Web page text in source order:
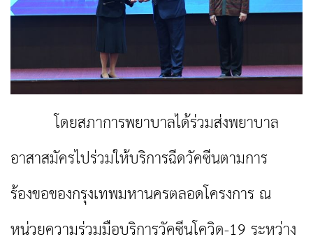
โดยสภาการพยาบาลได้ร่วมส่งพยาบาล
อาสาสมัครไปร่วมให้บริการฉีดวัคซีนตามการ
ร้องขอของกรุงเทพมหานครตลอดโครงการ ณ
หน่วยความร่วมมือบริการวัคซีนโควิด-19 ระหว่าง